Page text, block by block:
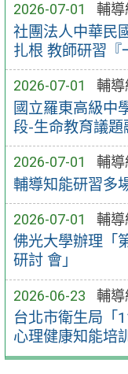
2026-07-01 輔導
社團法人中華民
扎根 教師研習『
2026-07-01 輔導
國立羅東高級中
段-生命教育議
2026-07-01 輔導
輔導知能研習多
2026-07-01 輔導
佛光大學辦理「
研討 會」
2026-06-23 輔導
台北市衛生局「
心理健康知能培